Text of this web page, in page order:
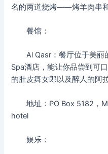
名的两道烧烤——烤羊肉串和
餐馆：
Al Qasr：餐厅位于美丽
Spa酒店，能让你品尝到可
的肚皮舞女郎以及醉人的阿
地址：PO Box 5182，
hotel
娱乐：